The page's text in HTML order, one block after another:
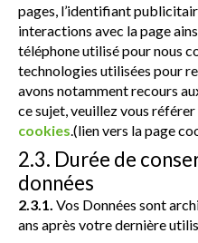
pages, l’identifiant
interactions avec la page
téléphone utilisé pour nous
technologies utilisées pour
avons notamment recours
ce sujet, veuillez vous
cookies.(lien vers la page
2.3. Durée de
données
2.3.1. Vos Données sont
ans après votre dernière